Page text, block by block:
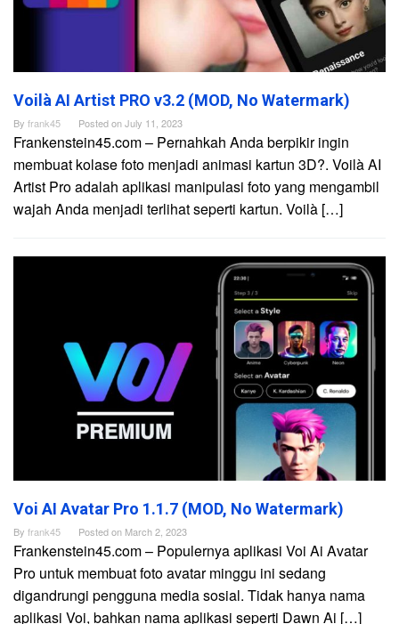
Voilà AI Artist PRO v3.2 (MOD, No Watermark)
By frank45 Posted onJuly 11, 2023
Frankenstein45.com – Pernahkah Anda berpikir ingin
membuat kolase foto menjadi animasi kartun 3D?. Voilà AI
Artist Pro adalah aplikasi manipulasi foto yang mengambil
wajah Anda menjadi terlihat seperti kartun. Voilà […]
Voi AI Avatar Pro 1.1.7 (MOD, No Watermark)
By frank45 Posted on March 2, 2023
Frankenstein45.com – Populernya aplikasi Voi Ai Avatar
Pro untuk membuat foto avatar minggu ini sedang
digandrungi pengguna media sosial. Tidak hanya nama
aplikasi Voi, bahkan nama aplikasi seperti Dawn Ai […]